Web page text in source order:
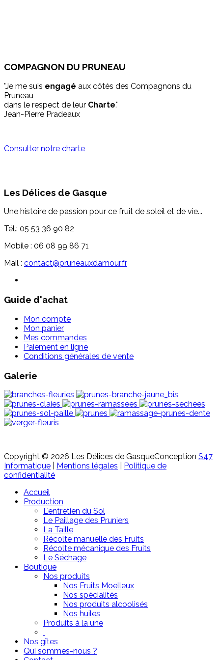
COMPAGNON DU PRUNEAU
"Je me suis engagé aux côtés des Compagnons du
Pruneau
dans le respect de leur Charte."
Jean-Pierre Pradeaux
Consulter notre charte
Les Délices de Gasque
Une histoire de passion pour ce fruit de soleil et de vie...
Tél.: 05 53 36 90 82
Mobile : 06 08 99 86 71
Mail : contact@pruneauxdamour.fr
Guide d'achat
Mon compte
Mon panier
Mes commandes
Paiement en ligne
Conditions générales de vente
Galerie
Copyright © 2026 Les Délices de GasqueConception S47
Informatique
Mentions légales
Politique de
confidentialité
Accueil
Production
L'entretien du Sol
Le Paillage des Pruniers
La Taille
Récolte manuelle des Fruits
Récolte mécanique des Fruits
Le Séchage
Boutique
Nos produits
Nos Fruits Moelleux
Nos spécialités
Nos produits alcoolisés
Nos huiles
Produits à la une
Nos gîtes
Qui sommes-nous ?